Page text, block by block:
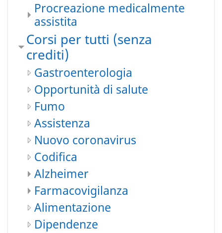
Procreazione medicalmente
assistita
Corsi per tutti (senza
crediti)
Gastroenterologia
Opportunità di salute
Fumo
Assistenza
Nuovo coronavirus
Codifica
Alzheimer
Farmacovigilanza
Alimentazione
Dipendenze